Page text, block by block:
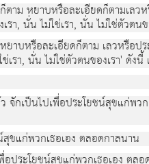
ตาม หยาบหรือละเอียดก็ตามเล
, นั่น ไมใชเรา, นั่น ไมใชตัวตน
าบหรือละเอียดก็ตาม เลวหรือ
เรา, นั่น ไมใชตัวตนของเรา' ดัง
กเปนไปเพื่อประโยชนสุขแก
ขแกพวกเธอเอง ตลอดกาลนาน